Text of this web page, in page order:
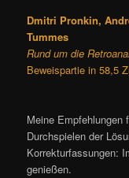
Dmitri Pronkin,
Tummes
Rund um die
Beweispartie in 58,5
Meine Empfehlungen
Durchspielen der
Korrekturfassungen:
genießen.